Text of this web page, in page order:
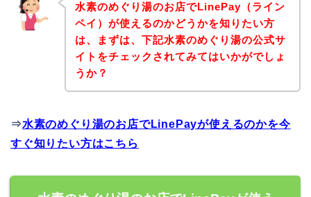
水素のめぐり湯のお店でLinePay（ライン
ペイ）が使えるのかどうかを知りたい方
は、まずは、下記水素のめぐり湯の公式サ
イトをチェックされてみてはいかがでしょ
うか？
⇒水素のめぐり湯のお店でLinePayが使えるのかを今
すぐ知りたい方はこちら